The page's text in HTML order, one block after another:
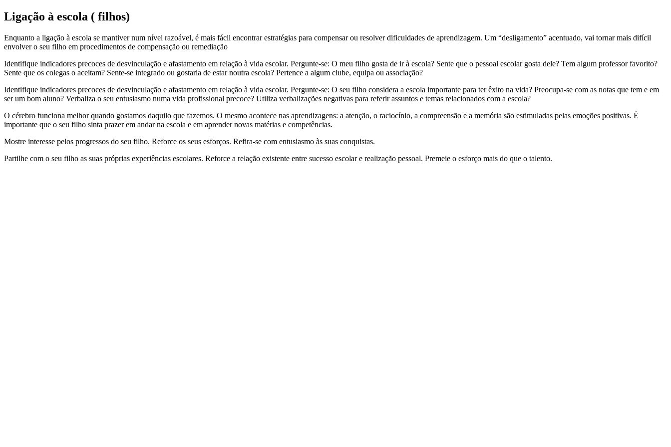
Ligação à escola ( filhos)
Enquanto a ligação à escola se mantiver num nível razoável, é mais fácil encontrar estratégias para compensar ou resolver dificuldades de aprendizagem. Um “desligamento” acentuado, vai tornar mais difícil
envolver o seu filho em procedimentos de compensação ou remediação
Identifique indicadores precoces de desvinculação e afastamento em relação à vida escolar. Pergunte-se: O meu filho gosta de ir à escola? Sente que o pessoal escolar gosta dele? Tem algum professor favorito?
Sente que os colegas o aceitam? Sente-se integrado ou gostaria de estar noutra escola? Pertence a algum clube, equipa ou associação?
Identifique indicadores precoces de desvinculação e afastamento em relação à vida escolar. Pergunte-se: O seu filho considera a escola importante para ter êxito na vida? Preocupa-se com as notas que tem e em
ser um bom aluno? Verbaliza o seu entusiasmo numa vida profissional precoce? Utiliza verbalizações negativas para referir assuntos e temas relacionados com a escola?
O cérebro funciona melhor quando gostamos daquilo que fazemos. O mesmo acontece nas aprendizagens: a atenção, o raciocínio, a compreensão e a memória são estimuladas pelas emoções positivas. É
importante que o seu filho sinta prazer em andar na escola e em aprender novas matérias e competências.
Mostre interesse pelos progressos do seu filho. Reforce os seus esforços. Refira-se com entusiasmo às suas conquistas.
Partilhe com o seu filho as suas próprias experiências escolares. Reforce a relação existente entre sucesso escolar e realização pessoal. Premeie o esforço mais do que o talento.